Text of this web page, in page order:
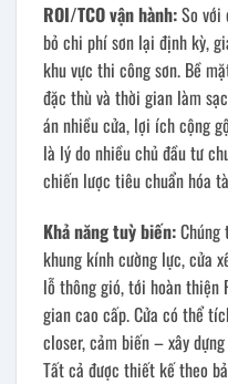
ROI/TCO vận hành:So với
bỏ chi phí sơn lại định kỳ,
khu vực thi công sơn. Bề
đặc thù và thời gian làm
án nhiều cửa, lợi ích cộng
là lý do nhiều chủ đầu tư
chiến lược tiêu chuẩn hóa
Khả năng tuỳ biến:
khung kính cường lực, cửa
lỗ thông gió, tới hoàn thiện
gian cao cấp. Cửa có thể
closer, cảm biến – xây
Tất cả được thiết kế theo